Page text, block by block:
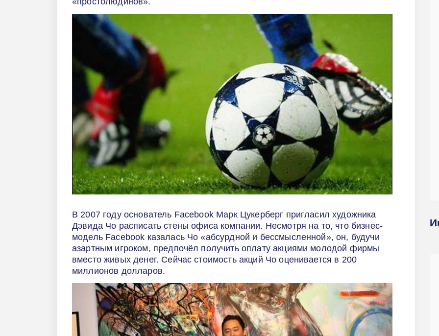
В 2007 году основатель Facebook Марк Цукерберг пригласил художника
Дэвида Чо расписать стены офиса компании. Несмотря на то, что бизнес-
модель Facebook казалась Чо «абсурдной и бессмысленной», он, будучи
азартным игроком, предпочёл получить оплату акциями молодой фирмы
вместо живых денег. Сейчас стоимость акций Чо оценивается в 200
миллионов долларов.